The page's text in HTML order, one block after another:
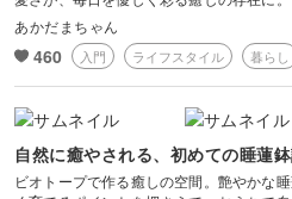
あかだまちゃん
460 入門 ライフスタイル 暮らし
自然に癒やされる、初めての睡蓮
ビオトープで作る癒しの空間。艶やかな